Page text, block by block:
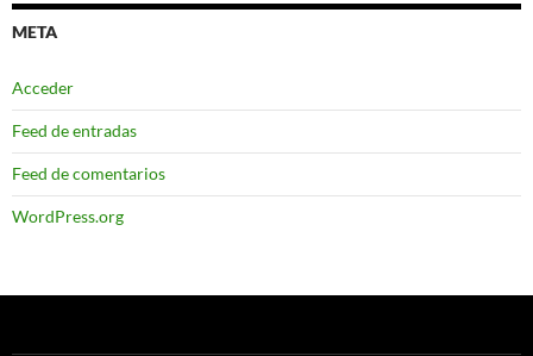
META
Acceder
Feed de entradas
Feed de comentarios
WordPress.org